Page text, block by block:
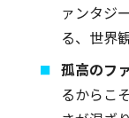
ァンタジ
る、世界
孤高のフ
るからこ